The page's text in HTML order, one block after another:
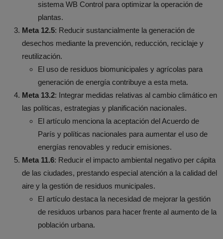
sistema WB Control para optimizar la operación de
plantas.
Meta 12.5: Reducir sustancialmente la generación de
desechos mediante la prevención, reducción, reciclaje y
reutilización.
El uso de residuos biomunicipales y agrícolas para
generación de energía contribuye a esta meta.
Meta 13.2: Integrar medidas relativas al cambio climático en
las políticas, estrategias y planificación nacionales.
El artículo menciona la aceptación del Acuerdo de
París y políticas nacionales para aumentar el uso de
energías renovables y reducir emisiones.
Meta 11.6: Reducir el impacto ambiental negativo per cápita
de las ciudades, prestando especial atención a la calidad del
aire y la gestión de residuos municipales.
El artículo destaca la necesidad de mejorar la gestión
de residuos urbanos para hacer frente al aumento de la
población urbana.